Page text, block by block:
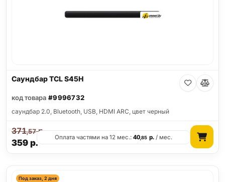
Саундбар TCL S45H
код товара #9996732
саундбар 2.0, Bluetooth, USB, HDMI ARC, цвет черный
359р.
371,57р.
Оплата частями на 12 мес.:40,85 р./ мес.
Под заказ, 2 дня